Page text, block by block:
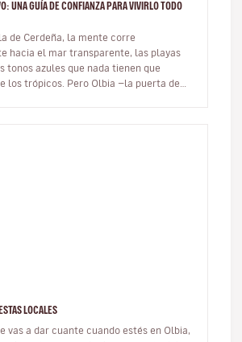
UNA GUÍA DE CONFIANZA PARA VIVIRLO TODO
de Cerdeña, la mente corre
hacia el mar transparente, las playas
tonos azules que nada tienen que
los trópicos. Pero Olbia —la puerta de
LOCALES
vas a dar cuante cuando estés en Olbia,